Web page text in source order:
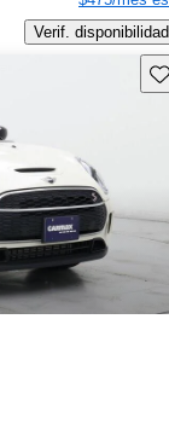
Verif. disponibilidad